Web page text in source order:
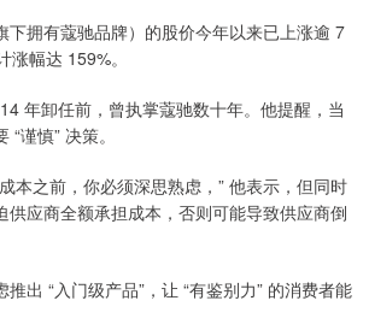
拥有蔻驰品牌）的股价今年以来已上涨逾 7
涨幅达 159%。
年卸任前，曾执掌蔻驰数十年。他提醒，当
谨慎” 决策。
之前，你必须深思熟虑，” 他表示，但同时
供应商全额承担成本，否则可能导致供应商倒
出 “入门级产品”，让 “有鉴别力” 的消费者能